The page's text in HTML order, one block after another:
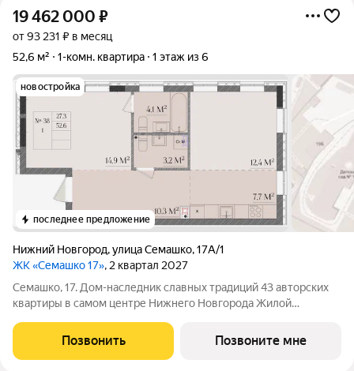
19 462 000 ₽
от 93 231 ₽ в месяц
52,6 м²
1-комн. квартира 1 этаж из 6
новостройка
последнее предложение
Нижний Новгород,улица Семашко,17А/1
ЖК «Семашко 17», 2 квартал 2027
Семашко, 17. Дом-наследник славных традиций 43 авторских
квартиры в самом центре Нижнего Новгорода Жилой
для Нижнего Новгорода, чья история уходит корнями в XVIII
век, когда её формирование
Позвонить Позвоните мне